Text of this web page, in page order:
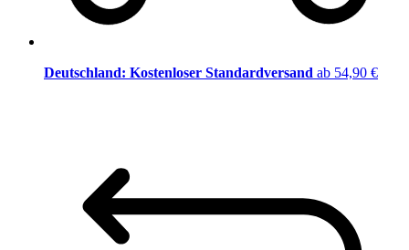
Deutschland: Kostenloser Standardversand ab 54,90 €